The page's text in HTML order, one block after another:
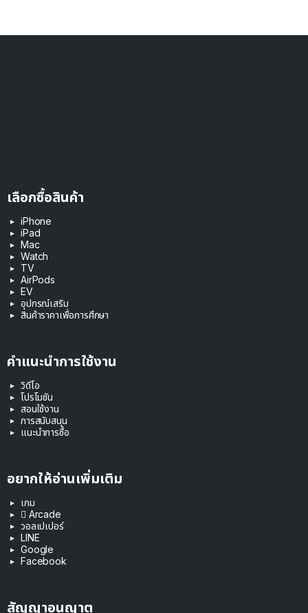
เลือกซื้อสินค้า
iPhone
iPad
Mac
Watch
TV
AirPods
EV
อุปกรณ์เสริม
สินค้าราคาเพื่อการศึกษา
คำแนะนำการใช้งาน
วิดีโอ
โปรโมชัน
สอนใช้งาน
การสนับสนุน
แนะนำการซื้อ
อยากให้อ่านเพิ่มเติม
เกม
 Arcade
วอลเปเปอร์
LINE
Google
Facebook
สัญญาอนุญาต